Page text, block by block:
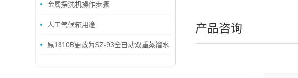
金属摆洗机操作步骤
人工气候箱用途
原1810B更改为SZ-93全自动双重蒸馏水
产品咨询